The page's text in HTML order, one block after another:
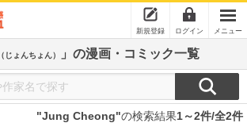
新規登録 ログイン メニュー
（じょんちょん） 」の漫画・コミック一覧
"Jung Cheong"の検索結果1～2件/全2件